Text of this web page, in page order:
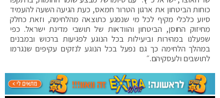
כוחות הביטחון את ארגון הטרור חמאס, כעת הגיעה השעה להעמיד
סיוע כלכלי מקיף לכל מי שנפגע כתוצאה מהלחימה, וזאת כחלק
מחיזוק החוסן, הביטחון והוודאות של תושבי מדינת ישראל. כפי
שפעלנו במהירות וביעילות בכל הנוגע לפגיעות ברכוש ובמבנים
במהלך הלחימה כך גם נפעל בכל הנוגע לנזקים עקיפים שנגרמו
לתושבים ולעסקיהם.״